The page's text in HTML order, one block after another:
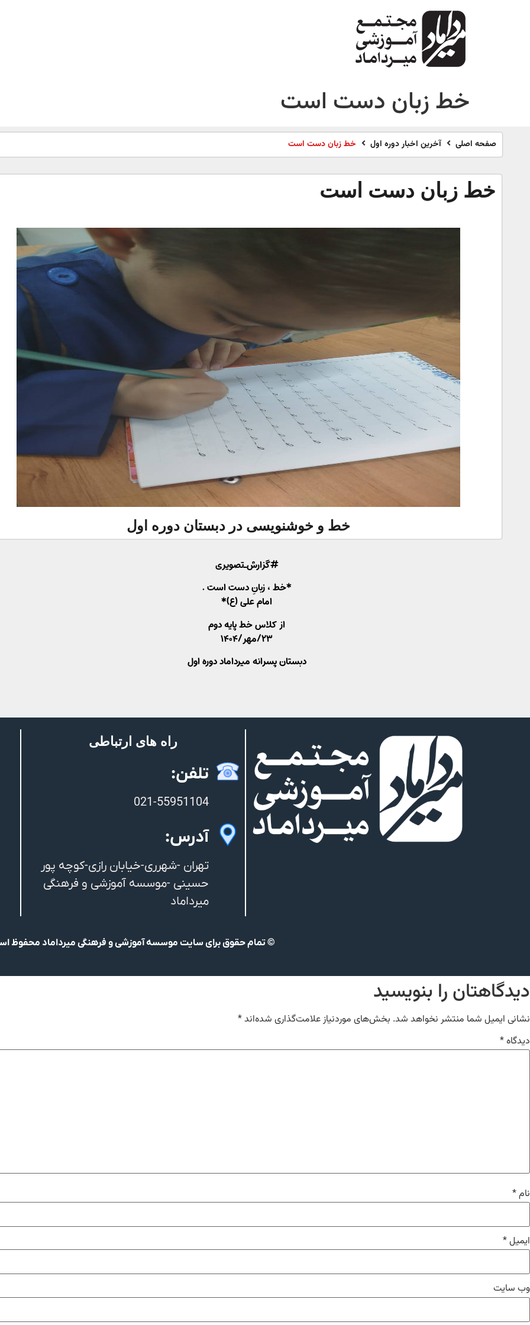
خط زبان دست است
صفحه اصلی آخرین اخبار دوره اول خط زبان دست است
خط زبان دست است
خط و خوشنویسی در دبستان دوره اول
#گزارش_تصویری
*خط ، زبانِ دست است .
امام علی (ع)*
از کلاس خط پایه دوم
۲۳/مهر/۱۴۰۴
دبستان پسرانه میرداماد دوره اول
راه های ارتباطی
تلفن:
021-55951104
آدرس:
تهران -شهرری-خیابان رازی-کوچه پور
حسینی -موسسه آموزشی و فرهنگی
میرداماد
© تمام حقوق برای سایت موسسه آموزشی و فرهنگی میرداماد محفوظ
دیدگاهتان را بنویسید
نشانی ایمیل شما منتشر نخواهد شد. بخش‌های موردنیاز علامت‌گذاری شده‌اند*
دیدگاه*
نام*
ایمیل*
وب‌ سایت